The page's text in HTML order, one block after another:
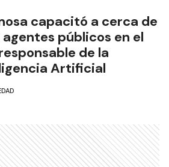
capacitó a cerca de
públicos en el
de la
Artificial